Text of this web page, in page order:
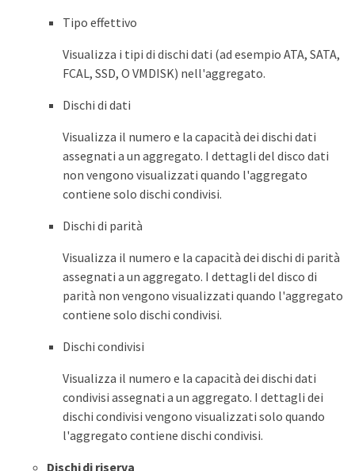
Tipo effettivo
Visualizza i tipi di dischi dati (ad esempio ATA, SATA,
FCAL, SSD, O VMDISK) nell'aggregato.
Dischi di dati
Visualizza il numero e la capacità dei dischi dati
assegnati a un aggregato. I dettagli del disco dati
non vengono visualizzati quando l'aggregato
contiene solo dischi condivisi.
Dischi di parità
Visualizza il numero e la capacità dei dischi di parità
assegnati a un aggregato. I dettagli del disco di
parità non vengono visualizzati quando l'aggregato
contiene solo dischi condivisi.
Dischi condivisi
Visualizza il numero e la capacità dei dischi dati
condivisi assegnati a un aggregato. I dettagli dei
dischi condivisi vengono visualizzati solo quando
l'aggregato contiene dischi condivisi.
Dischi di riserva